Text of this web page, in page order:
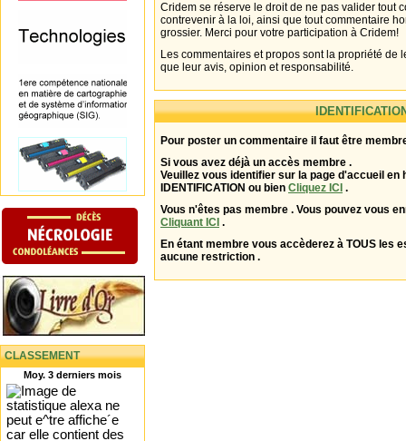
CLASSEMENT
Moy. 3 derniers mois
Cridem se réserve le droit de ne pas valider tout
contrevenir à la loi, ainsi que tout commentaire
grossier. Merci pour votre participation à Cridem!
Les commentaires et propos sont la propriété de
que leur avis, opinion et responsabilité.
Pour poster un commentaire il faut être
Si vous avez déjà un accès membre .
Veuillez vous identifier sur la page d'accueil en
IDENTIFICATION ou bien Cliquez ICI .
Vous n'êtes pas membre . Vous pouvez vous
Cliquant ICI .
En étant membre vous accèderez à TOUS les
aucune restriction .